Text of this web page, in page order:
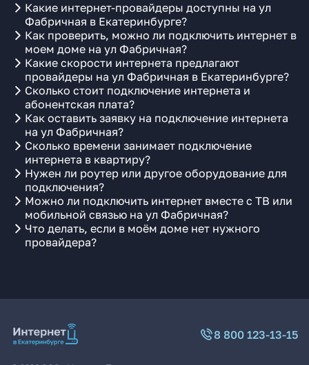
Какие интернет-провайдеры доступны на ул
Фабричная в Екатеринбурге?
Как проверить, можно ли подключить интернет в
моем доме на ул Фабричная?
Какие скорости интернета предлагают
провайдеры на ул Фабричная в Екатеринбурге?
Сколько стоит подключение интернета и
абонентская плата?
Как оставить заявку на подключение интернета
на ул Фабричная?
Сколько времени занимает подключение
интернета в квартиру?
Нужен ли роутер или другое оборудование для
подключения?
Можно ли подключить интернет вместе с ТВ или
мобильной связью на ул Фабричная?
Что делать, если в моём доме нет нужного
провайдера?
8 800 123-13-15